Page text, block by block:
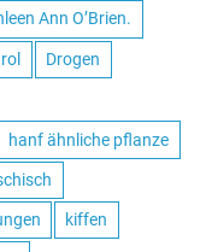
Ann O’Brien.
Drogen
hanf ähnliche pflanze
kiffen